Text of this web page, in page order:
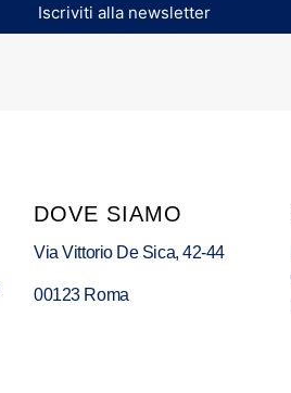
Iscriviti alla newsletter
DOVE SIAMO
Via Vittorio De Sica, 42-44
00123 Roma